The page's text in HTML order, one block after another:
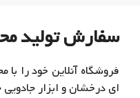
سفارش توليد
فروشگاه آنلاین خود را
ای درخشان و ابزار